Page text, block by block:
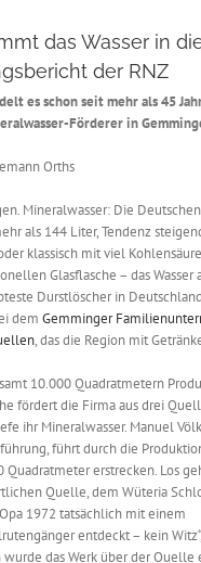
das Wasser in
der RNZ
es schon seit mehr als 45
Förderer in
Orths
Mineralwasser: Die
als 144 Liter, Tendenz
klassisch mit viel
Glasflasche – das Wasser
Durstlöscher in
dem Gemminger
, das die Region mit
10.000 Quadratmetern
fördert die Firma aus drei
ihr Mineralwasser. Manuel
führt durch die
Quadratmeter erstrecken. Los
Quelle, dem Wüteria
1972 tatsächlich mit einem
entdeckt – kein
wurde das Werk über der Quelle